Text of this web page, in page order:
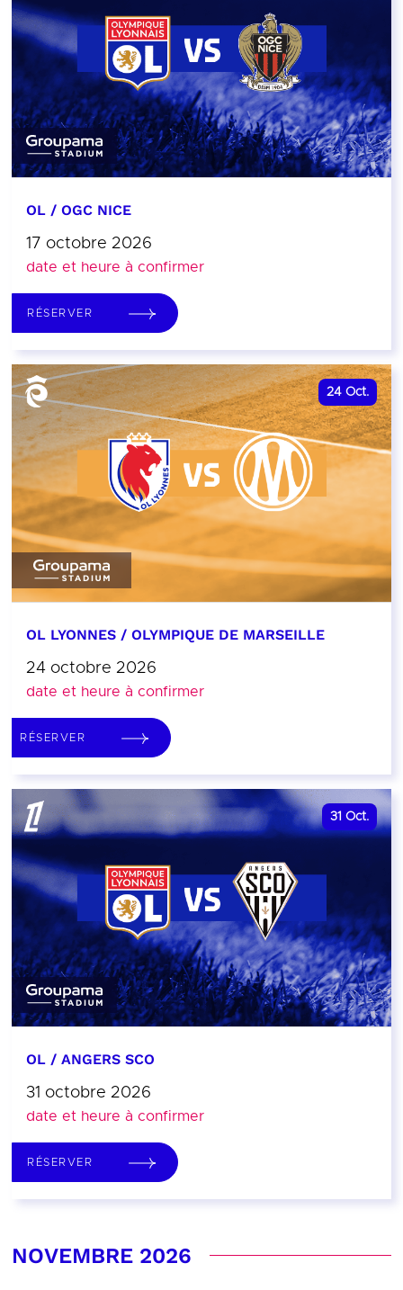
OL / OGC NICE
17 octobre 2026
date et heure à confirmer
RÉSERVER
24 Oct.
OL LYONNES / OLYMPIQUE DE MARSEILLE
24 octobre 2026
date et heure à confirmer
RÉSERVER
31 Oct.
OL / ANGERS SCO
31 octobre 2026
date et heure à confirmer
RÉSERVER
NOVEMBRE 2026